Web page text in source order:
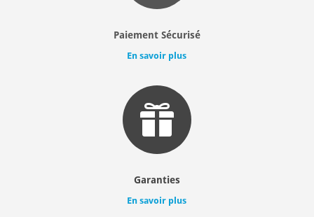
Paiement Sécurisé
En savoir plus

Garanties
En savoir plus